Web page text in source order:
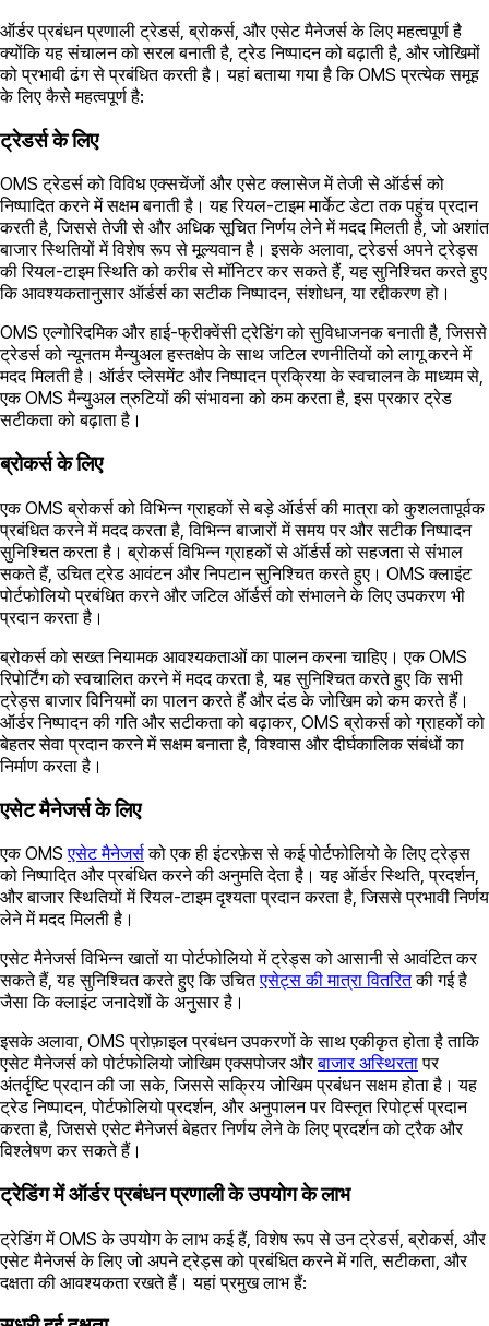
ऑर्डर प्रबंधन प्रणाली ट्रेडर्स, ब्रोकर्स, और एसेट मैनेजर्स के लिए महत्वपूर्ण है
क्योंकि यह संचालन को सरल बनाती है, ट्रेड निष्पादन को बढ़ाती है, और जोखिमों
को प्रभावी ढंग से प्रबंधित करती है। यहां बताया गया है कि OMS प्रत्येक समूह
के लिए कैसे महत्वपूर्ण है:
ट्रेडर्स के लिए
OMS ट्रेडर्स को विविध एक्सचेंजों और एसेट क्लासेज में तेजी से ऑर्डर्स को
निष्पादित करने में सक्षम बनाती है। यह रियल-टाइम मार्केट डेटा तक पहुंच प्रदान
करती है, जिससे तेजी से और अधिक सूचित निर्णय लेने में मदद मिलती है, जो अशांत
बाजार स्थितियों में विशेष रूप से मूल्यवान है। इसके अलावा, ट्रेडर्स अपने ट्रेड्स
की रियल-टाइम स्थिति को करीब से मॉनिटर कर सकते हैं, यह सुनिश्चित करते हुए
कि आवश्यकतानुसार ऑर्डर्स का सटीक निष्पादन, संशोधन, या रद्दीकरण हो।
OMS एल्गोरिदमिक और हाई-फ्रीक्वेंसी ट्रेडिंग को सुविधाजनक बनाती है, जिससे
ट्रेडर्स को न्यूनतम मैन्युअल हस्तक्षेप के साथ जटिल रणनीतियों को लागू करने में
मदद मिलती है। ऑर्डर प्लेसमेंट और निष्पादन प्रक्रिया के स्वचालन के माध्यम से,
एक OMS मैन्युअल त्रुटियों की संभावना को कम करता है, इस प्रकार ट्रेड
सटीकता को बढ़ाता है।
ब्रोकर्स के लिए
एक OMS ब्रोकर्स को विभिन्न ग्राहकों से बड़े ऑर्डर्स की मात्रा को कुशलतापूर्वक
प्रबंधित करने में मदद करता है, विभिन्न बाजारों में समय पर और सटीक निष्पादन
सुनिश्चित करता है। ब्रोकर्स विभिन्न ग्राहकों से ऑर्डर्स को सहजता से संभाल
सकते हैं, उचित ट्रेड आवंटन और निपटान सुनिश्चित करते हुए। OMS क्लाइंट
पोर्टफोलियो प्रबंधित करने और जटिल ऑर्डर्स को संभालने के लिए उपकरण भी
प्रदान करता है।
ब्रोकर्स को सख्त नियामक आवश्यकताओं का पालन करना चाहिए। एक OMS
रिपोर्टिंग को स्वचालित करने में मदद करता है, यह सुनिश्चित करते हुए कि सभी
ट्रेड्स बाजार विनियमों का पालन करते हैं और दंड के जोखिम को कम करते हैं।
ऑर्डर निष्पादन की गति और सटीकता को बढ़ाकर, OMS ब्रोकर्स को ग्राहकों को
बेहतर सेवा प्रदान करने में सक्षम बनाता है, विश्वास और दीर्घकालिक संबंधों का
निर्माण करता है।
एसेट मैनेजर्स के लिए
एक OMSएसेट मैनेजर्सको एक ही इंटरफ़ेस से कई पोर्टफोलियो के लिए ट्रेड्स
को निष्पादित और प्रबंधित करने की अनुमति देता है। यह ऑर्डर स्थिति, प्रदर्शन,
और बाजार स्थितियों में रियल-टाइम दृश्यता प्रदान करता है, जिससे प्रभावी निर्णय
लेने में मदद मिलती है।
एसेट मैनेजर्स विभिन्न खातों या पोर्टफोलियो में ट्रेड्स को आसानी से आवंटित कर
सकते हैं, यह सुनिश्चित करते हुए कि उचितएसेट्स की मात्रा वितरितकी गई है
जैसा कि क्लाइंट जनादेशों के अनुसार है।
इसके अलावा, OMS प्रोफ़ाइल प्रबंधन उपकरणों के साथ एकीकृत होता है ताकि
एसेट मैनेजर्स को पोर्टफोलियो जोखिम एक्सपोजर औरबाजार अस्थिरतापर
अंतर्दृष्टि प्रदान की जा सके, जिससे सक्रिय जोखिम प्रबंधन सक्षम होता है। यह
ट्रेड निष्पादन, पोर्टफोलियो प्रदर्शन, और अनुपालन पर विस्तृत रिपोर्ट्स प्रदान
करता है, जिससे एसेट मैनेजर्स बेहतर निर्णय लेने के लिए प्रदर्शन को ट्रैक और
विश्लेषण कर सकते हैं।
ट्रेडिंग में ऑर्डर प्रबंधन प्रणाली के उपयोग के लाभ
ट्रेडिंग में OMS के उपयोग के लाभ कई हैं, विशेष रूप से उन ट्रेडर्स, ब्रोकर्स, और
एसेट मैनेजर्स के लिए जो अपने ट्रेड्स को प्रबंधित करने में गति, सटीकता, और
दक्षता की आवश्यकता रखते हैं। यहां प्रमुख लाभ हैं: